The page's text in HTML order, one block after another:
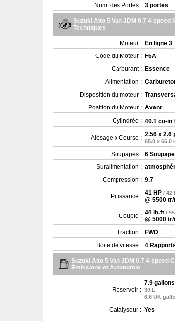
Num. des Portes : 3 portes
Suzuki Alto 5 Van JDM 0.7 4-speed
Techniques
Moteur : En ligne 3
Code du Moteur : F6A
Carburant : Essence
Alimentation :
Disposition du moteur :
Position du Moteur : Avant
Cylindrée : 40.1 cu-in
Alésage x Course : 2.56 x 2.6
65.0 x 66.0
Soupapes : 6
Suralimentation :
Compression : 9.7
Puissance : 41 HP / 42
@ 5500
Couple : 40 lb-ft /
@ 5000
Traction : FWD
Boite de vitesse : 4
Suzuki Alto 5 Van JDM 0.7 4-speed
Émissions et Autonomie
Reservoir :
7.9 gallons
30 L
6.6 UK
Catalyseur : Yes